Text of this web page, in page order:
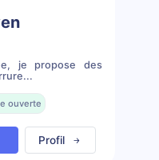
je propose des
ouverte
Profil